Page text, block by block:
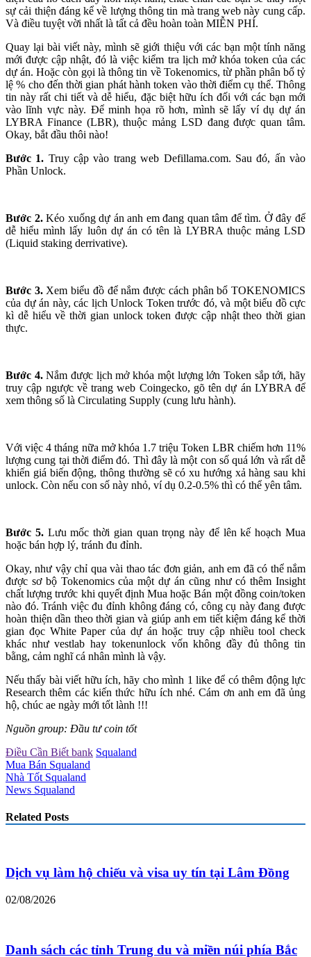
sự cải thiện đáng kể về lượng thông tin mà trang web này cung cấp.
Và điều tuyệt vời nhất là tất cả đều hoàn toàn MIỄN PHÍ.
Quay lại bài viết này, mình sẽ giới thiệu với các bạn một tính năng
mới được cập nhật, đó là việc kiểm tra lịch mở khóa token của các
dự án. Hoặc còn gọi là thông tin về Tokenomics, từ phần phân bổ tỷ
lệ % cho đến thời gian phát hành token vào thời điểm cụ thể. Thông
tin này rất chi tiết và dễ hiểu, đặc biệt hữu ích đối với các bạn mới
vào lĩnh vực này. Để minh họa rõ hơn, mình sẽ lấy ví dụ dự án
LYBRA Finance (LBR), thuộc mảng LSD đang được quan tâm.
Okay, bắt đầu thôi nào!
Bước 1. Truy cập vào trang web Defillama.com. Sau đó, ấn vào
Phần Unlock.
Bước 2.Kéo xuống dự án anh em đang quan tâm để tìm. Ở đây để
dễ hiểu mình lấy luôn dự án có tên là LYBRA thuộc mảng LSD
(Liquid staking derrivative).
Bước 3.Xem biểu đồ để nắm được cách phân bổ TOKENOMICS
của dự án này, các lịch Unlock Token trước đó, và một biểu đồ cực
kì dễ hiểu về thời gian unlock token được cập nhật theo thời gian
thực.
Bước 4.Nắm được lịch mở khóa một lượng lớn Token sắp tới, hãy
truy cập ngược về trang web Coingecko, gõ tên dự án LYBRA để
xem thông số là Circulating Supply (cung lưu hành).
Với việc 4 tháng nữa mở khóa 1.7 triệu Token LBR chiếm hơn 11%
lượng cung tại thời điểm đó. Thì đây là một con số quá lớn và rất dễ
khiến giá biến động, thông thường sẽ có xu hướng xả hàng sau khi
unlock. Còn nếu con số này nhỏ, ví dụ 0.2-0.5% thì có thể yên tâm.
Bước 5.Lưu mốc thời gian quan trọng này để lên kế hoạch Mua
hoặc bán hợp lý, tránh đu đỉnh.
Okay, như vậy chỉ qua vài thao tác đơn giản, anh em đã có thể nắm
được sơ bộ Tokenomics của một dự án cũng như có thêm Insight
chất lượng trước khi quyết định Mua hoặc Bán một đồng coin/token
nào đó. Tránh việc đu đỉnh không đáng có, công cụ này đang được
hoàn thiện dần theo thời gian và giúp anh em tiết kiệm đáng kể thời
gian đọc White Paper của dự án hoặc truy cập nhiều tool check
khác như vestlab hay tokenunlock vốn không đầy đủ thông tin
bằng, cảm nghĩ cá nhân mình là vậy.
Nếu thấy bài viết hữu ích, hãy cho mình 1 like để có thêm động lực
Research thêm các kiến thức hữu ích nhé. Cám ơn anh em đã ủng
hộ, chúc ae ngày mới tốt lành !!!
Nguồn group: Đầu tư coin tốt
Điều Cần Biết bank Squaland
Mua Bán Squaland
Nhà Tốt Squaland
News Squaland
Related Posts
Dịch vụ làm hộ chiếu và visa uy tín tại Lâm Đồng
02/08/2026
Danh sách các tỉnh Trung du và miền núi phía Bắc